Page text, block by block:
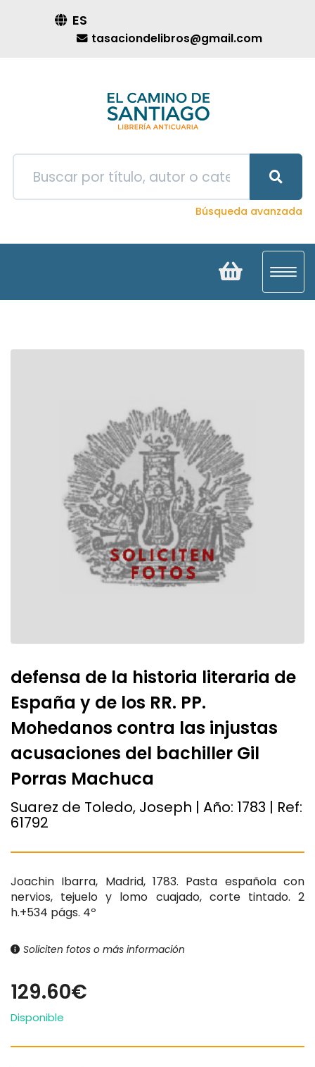
ES
tasaciondelibros@gmail.com
Búsqueda avanzada
defensa de la historia literaria de
España y de los RR. PP.
Mohedanos contra las injustas
acusaciones del bachiller Gil
Porras Machuca
Suarez de Toledo, Joseph | Año: 1783 | Ref:
61792
Joachin Ibarra, Madrid, 1783. Pasta española con
nervios, tejuelo y lomo cuajado, corte tintado. 2
h.+534 págs. 4º
Soliciten fotos o más información
129.60€
Disponible